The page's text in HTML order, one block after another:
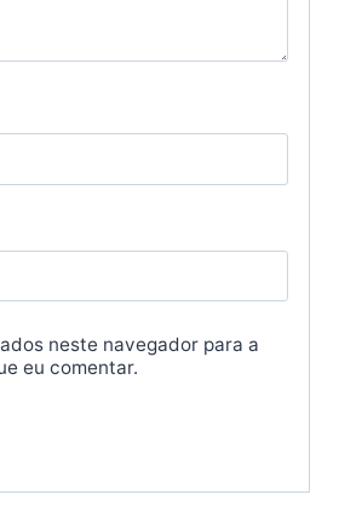
neste navegador para a
eu comentar.